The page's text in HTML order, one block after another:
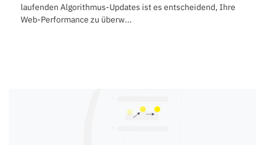
laufenden Algorithmus-Updates ist es entscheidend, Ihre
Web-Performance zu überw...